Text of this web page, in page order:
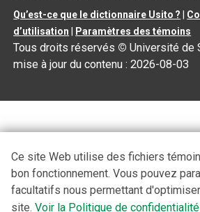
Qu’est-ce que le dictionnaire Usito ?
d’utilisation
Paramètres des témoins
Tous droits réservés © Université de
mise à jour du contenu :2026-08-03
Ce site Web utilise des fichiers
bon fonctionnement. Vous pouvez
facultatifs nous permettant
site. Voir la Politique de confidentialité